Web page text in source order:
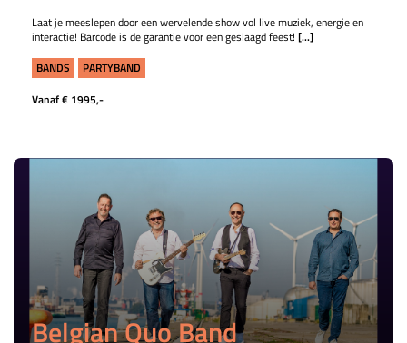
Laat je meeslepen door een wervelende show vol live muziek, energie en
interactie! Barcode is de garantie voor een geslaagd feest! [...]
BANDS
PARTYBAND
Vanaf € 1995,-
Belgian Quo Band